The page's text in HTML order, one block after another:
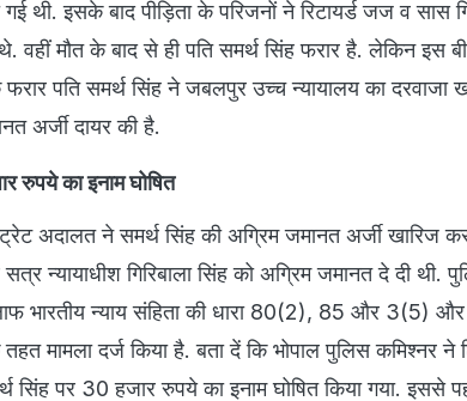
गई थी. इसके बाद पीड़िता के परिजनों ने रिटायर्ड जज व सास
वहीं मौत के बाद से ही पति समर्थ सिंह फरार है. लेकिन इस
पति समर्थ सिंह ने जबलपुर उच्च न्यायालय का दरवाजा
अर्जी दायर की है.
रुपये का इनाम घोषित
अदालत ने समर्थ सिंह की अग्रिम जमानत अर्जी खारिज
सत्र न्यायाधीश गिरिबाला सिंह को अग्रिम जमानत दे दी थी.
भारतीय न्याय संहिता की धारा 80(2), 85 और 3(5)
मामला दर्ज किया है. बता दें कि भोपाल पुलिस कमिश्नर ने
सिंह पर 30 हजार रुपये का इनाम घोषित क‍िया गया. इससे